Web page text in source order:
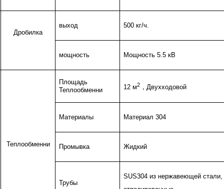
Дробилка
выход 500 кг/ч.
мощность Мощность 5.5 кВ
Теплообменни
Площадь
Теплообменни
12 м2 ，Двухходовой
Материалы Материал 304
Промывка Жидкий
Трубы
SUS304 из нержавеющей стали,